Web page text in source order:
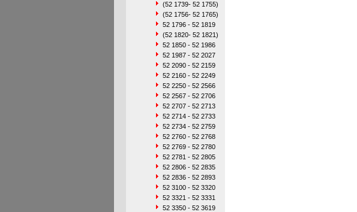
(52 1739- 52 1755)
(52 1756- 52 1765)
52 1796 - 52 1819
(52 1820- 52 1821)
52 1850 - 52 1986
52 1987 - 52 2027
52 2090 - 52 2159
52 2160 - 52 2249
52 2250 - 52 2566
52 2567 - 52 2706
52 2707 - 52 2713
52 2714 - 52 2733
52 2734 - 52 2759
52 2760 - 52 2768
52 2769 - 52 2780
52 2781 - 52 2805
52 2806 - 52 2835
52 2836 - 52 2893
52 3100 - 52 3320
52 3321 - 52 3331
52 3350 - 52 3619